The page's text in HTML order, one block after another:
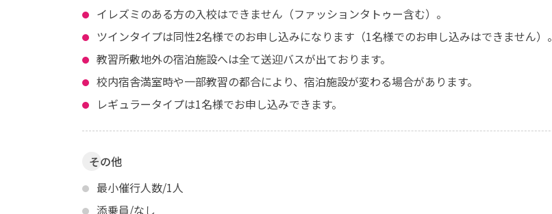
イレズミのある方の入校はできません（ファッションタトゥー含む）。
ツインタイプは同性2名様でのお申し込みになります（1名様でのお申し込みはできません）。
教習所敷地外の宿泊施設へは全て送迎バスが出ております。
校内宿舎満室時や一部教習の都合により、宿泊施設が変わる場合があります。
レギュラータイプは1名様でお申し込みできます。
その他
最小催行人数/1人
添乗員/なし